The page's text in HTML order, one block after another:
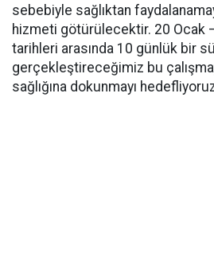
sebebiyle sağlıktan
hizmeti götürülecektir. 20 Ocak
tarihleri arasında 10 günlük bir
gerçekleştireceğimiz bu
sağlığına dokunmayı